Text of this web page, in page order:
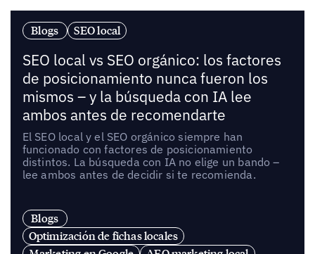
Blogs SEO local
SEO local vs SEO orgánico: los factores
de posicionamiento nunca fueron los
mismos – y la búsqueda con IA lee
ambos antes de recomendarte
El SEO local y el SEO orgánico siempre han
funcionado con factores de posicionamiento
distintos. La búsqueda con IA no elige un bando –
lee ambos antes de decidir si te recomienda.
Blogs
Optimización de fichas locales